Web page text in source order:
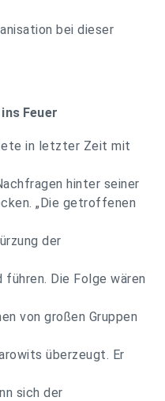
bei dieser
Feuer
in letzter Zeit mit
hinter seiner
„Die getroffenen
der
Die Folge wären
von großen Gruppen
überzeugt. Er
sich der